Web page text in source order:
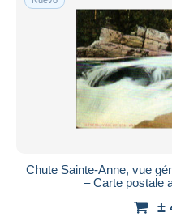
Chute Sainte-Anne, vue
– Carte postale
±